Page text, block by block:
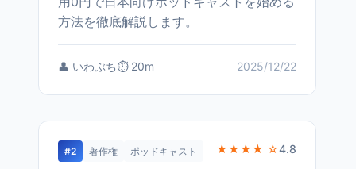
方法を徹底解説します。
👤 いわぶち⏱️ 20m 2025/12/22
#2 著作権 ポッドキャスト ★★★★ ☆4.8